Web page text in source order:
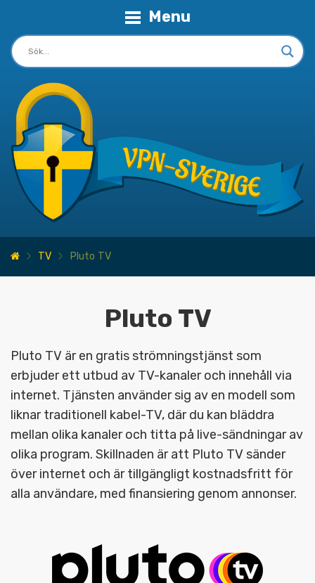
Menu
TV Pluto TV
Pluto TV
Pluto TV är en gratis strömningstjänst som
erbjuder ett utbud av TV-kanaler och innehåll via
internet. Tjänsten använder sig av en modell som
liknar traditionell kabel-TV, där du kan bläddra
mellan olika kanaler och titta på live-sändningar av
olika program. Skillnaden är att Pluto TV sänder
över internet och är tillgängligt kostnadsfritt för
alla användare, med finansiering genom annonser.